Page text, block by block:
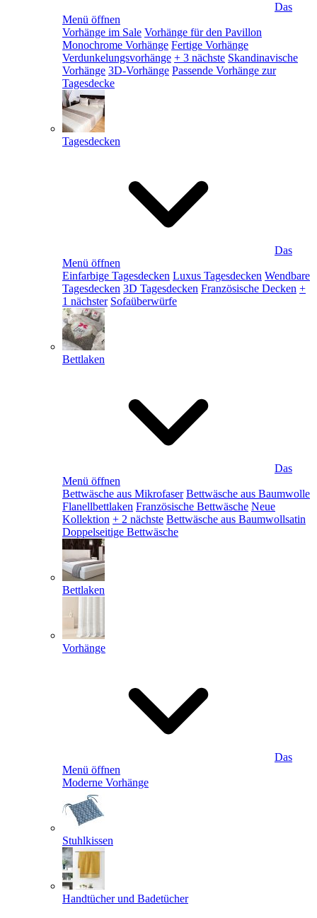
Das
Menü öffnen
Vorhänge im Sale Vorhänge für den Pavillon
Monochrome Vorhänge Fertige Vorhänge
Verdunkelungsvorhänge + 3 nächste Skandinavische
Vorhänge 3D-Vorhänge Passende Vorhänge zur
Tagesdecke
Tagesdecken
Das
Menü öffnen
Einfarbige Tagesdecken Luxus Tagesdecken Wendbare
Tagesdecken 3D Tagesdecken Französische Decken +
1 nächster Sofaüberwürfe
Bettlaken
Das
Menü öffnen
Bettwäsche aus Mikrofaser Bettwäsche aus Baumwolle
Flanellbettlaken Französische Bettwäsche Neue
Kollektion + 2 nächste Bettwäsche aus Baumwollsatin
Doppelseitige Bettwäsche
Bettlaken
Vorhänge
Das
Menü öffnen
Moderne Vorhänge
Stuhlkissen
Handtücher und Badetücher